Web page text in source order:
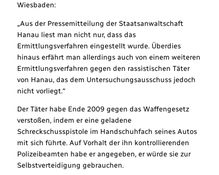
Wiesbaden:
„Aus der Pressemitteilung der Staatsanwaltschaft
Hanau liest man nicht nur, dass das
Ermittlungsverfahren eingestellt wurde. Überdies
hinaus erfährt man allerdings auch von einem weiteren
Ermittlungsverfahren gegen den rassistischen Täter
von Hanau, das dem Untersuchungsausschuss jedoch
nicht vorliegt.“
Der Täter habe Ende 2009 gegen das Waffengesetz
verstoßen, indem er eine geladene
Schreckschusspistole im Handschuhfach seines Autos
mit sich führte. Auf Vorhalt der ihn kontrollierenden
Polizeibeamten habe er angegeben, er würde sie zur
Selbstverteidigung gebrauchen.